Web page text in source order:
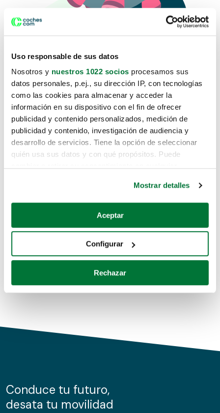
Uso responsable de sus datos
Nosotros y nuestros 1022 socios procesamos sus
datos personales, p.ej., su dirección IP, con tecnologías
como las cookies para almacenar y acceder la
información en su dispositivo con el fin de ofrecer
publicidad y contenido personalizados, medición de
publicidad y contenido, investigación de audiencia y
desarrollo de servicios. Tiene la opción de seleccionar
quién usa sus datos y con qué propósitos. Puede
Si lo permite, también quisiéramos:
Recopilar información sobre su ubicación geográfica
Identificar su dispositivo analizándolo activamente
para buscar características específicas (huellas
Obtenga más información sobre cómo se procesan sus
de cookies.
información sobre el uso que haga del sitio web con
nuestros partners de redes sociales, publicidad y análisis
Mostrar detalles
Aceptar
Configurar
Rechazar
Lo sentimos, no sabemos como
te hemos traido hasta aquí.
Pero puedes encontrar el coche que estás
buscando en alguno de estos enlaces:
Coches de segunda mano
Coches de km0
Conduce tu futuro,
desata tu movilidad